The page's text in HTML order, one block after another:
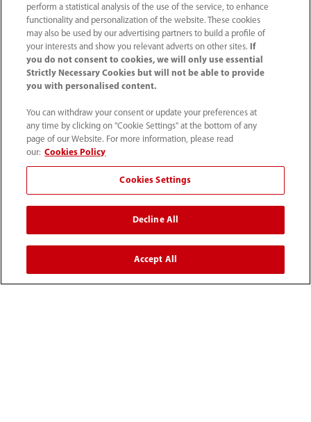
Acerca de Mindray
Información de contacto
52 55 5661 9450
intl-market@mindray.com
perform a statistical analysis of the use of the service, to enhance
functionality and personalization of the website. These cookies
may also be used by our advertising partners to build a profile of
your interests and show you relevant adverts on other sites.
If
you do not consent to cookies, we will only use essential
Strictly Necessary Cookies but will not be able to provide
you with personalised content.
You can withdraw your consent or update your preferences at
any time by clicking on "Cookie Settings" at the bottom of any
page of our Website. For more information, please read
our: Cookies Policy
Cookies Settings
Decline All
Accept All